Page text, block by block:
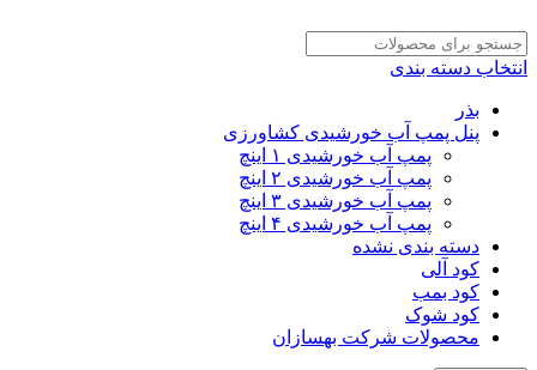
انتخاب دسته بندی
بذر
پنل پمپ آب خورشیدی کشاورزی
پمپ آب خورشیدی ۱ اینچ
پمپ آب خورشیدی ۲ اینچ
پمپ آب خورشیدی ۳ اینچ
پمپ آب خورشیدی ۴ اینچ
دسته بندی نشده
کود آلی
کود بمب
کود شوک
محصولات شرکت بهسازان